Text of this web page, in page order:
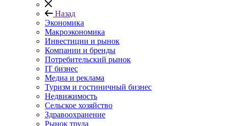
Назад
Экономика
Макроэкономика
Инвестиции и рынок
Компании и бренды
Потребительский рынок
IT бизнес
Медиа и реклама
Туризм и гостиничный бизнес
Недвижимость
Сельское хозяйство
Здравоохранение
Рынок труда